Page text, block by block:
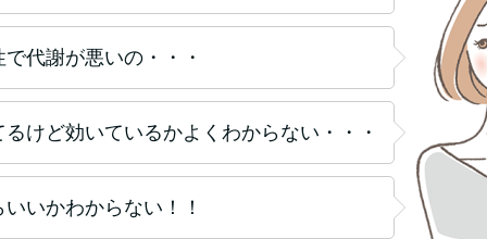
代謝が悪いの・・・
けど効いているかよくわからない・・・
いかわからない！！